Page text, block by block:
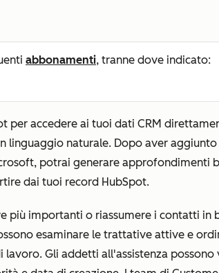
abbonamenti, tranne dove indicato:
per accedere ai tuoi dati CRM
linguaggio naturale. Dopo aver aggiunto
potrai generare approfondimenti
dai tuoi record HubSpot.
più importanti o riassumere i contatti in
esaminare le trattative attive e
Gli addetti all'assistenza possono